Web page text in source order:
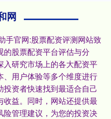
网
手官网:股票配资评测网站致
股票配资平台评估与分
研究市场上的各大配资平
、用户体验等多个维度进行
资者快速找到最适合自己
收益。同时，网站还提供最
险管理建议，为您的投资决